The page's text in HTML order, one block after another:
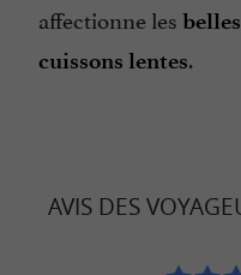
affectionne les
cuissons lentes.
AVIS DES